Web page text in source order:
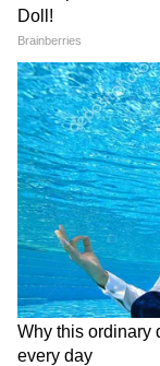
এবার পরিবার প্রতি
3
10
Image Credit :
স্থায়ী সরকারি
কোনও মহিলা